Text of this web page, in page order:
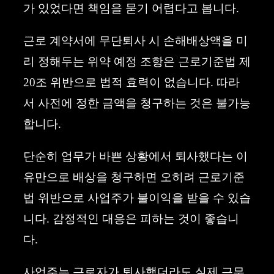
가 있었다면 책임을 묻기 어렵다고 봅니다.
근로 계약서에 무단퇴사 시 손해배상액을 미
리 정해두는 위약 예정 조항은 근로기준법 제
20조 위반으로 법적 효력이 없습니다. 따라
서 사전에 정한 금액을 청구하는 것은 불가능
합니다.
단순히 업무가 바쁜 상황에서 퇴사했다는 이
유만으로 배상을 청구하면 오히려 근로기준
법 위반으로 사업주가 불이익을 받을 수 있습
니다. 감정적인 대응은 피하는 것이 좋습니
다.